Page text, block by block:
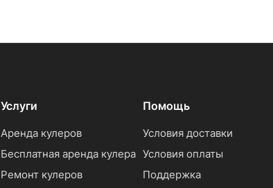
Услуги
Аренда кулеров
Бесплатная аренда кулера
Ремонт кулеров
Помощь
Условия доставки
Условия оплаты
Поддержка